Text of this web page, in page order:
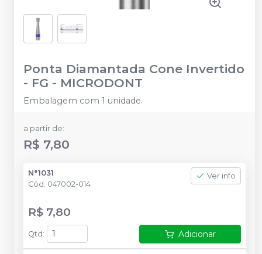
Ponta Diamantada Cone Invertido
- FG - MICRODONT
Embalagem com 1 unidade.
a partir de:
R$ 7,80
N°1031
Cód. 047002-014
Ver info
R$ 7,80
Qtd: Adicionar